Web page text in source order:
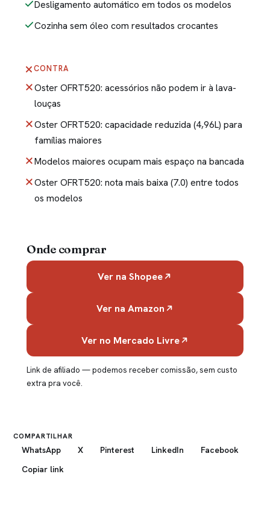
Desligamento automático em todos os modelos
Cozinha sem óleo com resultados crocantes
CONTRA
Oster OFRT520: acessórios não podem ir à lava-
louças
Oster OFRT520: capacidade reduzida (4,96L) para
famílias maiores
Modelos maiores ocupam mais espaço na bancada
Oster OFRT520: nota mais baixa (7.0) entre todos
os modelos
Onde comprar
Ver na Shopee
Ver na Amazon
Ver no Mercado Livre
Link de afiliado — podemos receber comissão, sem custo
extra pra você.
COMPARTILHAR
WhatsApp X Pinterest LinkedIn
Facebook
Copiar link